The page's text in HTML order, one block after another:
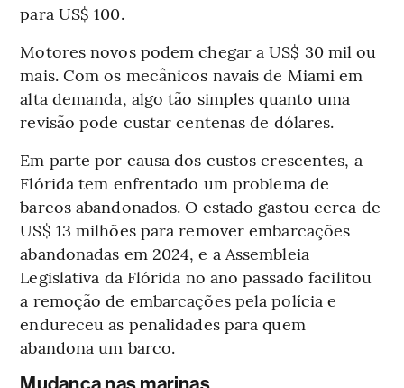
para US$ 100.
Motores novos podem chegar a US$ 30 mil ou
mais. Com os mecânicos navais de Miami em
alta demanda, algo tão simples quanto uma
revisão pode custar centenas de dólares.
Em parte por causa dos custos crescentes, a
Flórida tem enfrentado um problema de
barcos abandonados. O estado gastou cerca de
US$ 13 milhões para remover embarcações
abandonadas em 2024, e a Assembleia
Legislativa da Flórida no ano passado facilitou
a remoção de embarcações pela polícia e
endureceu as penalidades para quem
abandona um barco.